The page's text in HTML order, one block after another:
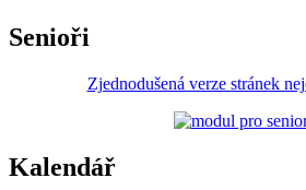
Senioři
Zjednodušená verze stránek
Kalendář